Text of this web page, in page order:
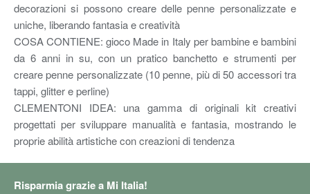
decorazioni si possono creare delle penne personalizzate e
uniche, liberando fantasia e creatività
COSA CONTIENE: gioco Made in Italy per bambine e bambini
da 6 anni in su, con un pratico banchetto e strumenti per
creare penne personalizzate (10 penne, più di 50 accessori tra
tappi, glitter e perline)
CLEMENTONI IDEA: una gamma di originali kit creativi
progettati per sviluppare manualità e fantasia, mostrando le
proprie abilità artistiche con creazioni di tendenza
Risparmia grazie a Mi Italia!